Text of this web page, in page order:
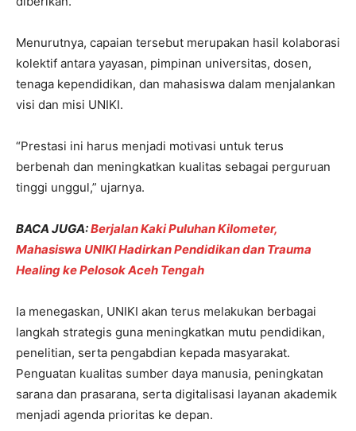
Menurutnya, capaian tersebut merupakan hasil kolaborasi
kolektif antara yayasan, pimpinan universitas, dosen,
tenaga kependidikan, dan mahasiswa dalam menjalankan
visi dan misi UNIKI.
“Prestasi ini harus menjadi motivasi untuk terus
berbenah dan meningkatkan kualitas sebagai perguruan
tinggi unggul,” ujarnya.
BACA JUGA:Berjalan Kaki Puluhan Kilometer,
Mahasiswa UNIKI Hadirkan Pendidikan dan Trauma
Healing ke Pelosok Aceh Tengah
Ia menegaskan, UNIKI akan terus melakukan berbagai
langkah strategis guna meningkatkan mutu pendidikan,
penelitian, serta pengabdian kepada masyarakat.
Penguatan kualitas sumber daya manusia, peningkatan
sarana dan prasarana, serta digitalisasi layanan akademik
menjadi agenda prioritas ke depan.